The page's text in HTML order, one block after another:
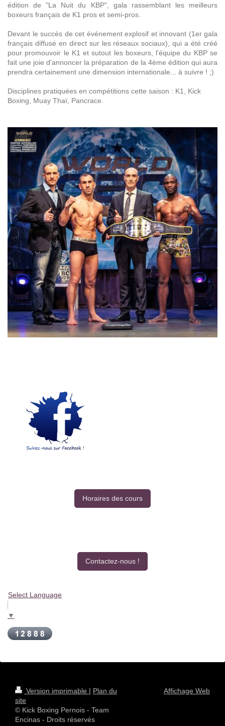
édition de "La Nuit du KBP", gala rassemblant les meilleurs
boxeurs français de K1 pros et semi-pros.
Devant le succès de cet événement explosif et innovant (1er gala
français diffusé en direct sur les réseaux sociaux), qui a été créé
pour promouvoir le K1 et sutout les boxeurs, l'équipe du KBP se
fait une joie d'annoncer la préparation de la 4ème édition qui aura
prendra certainement une dimension internationale... à suivre ! ;)
Disciplines pratiquées en compétitions cette saison : K1, Kick
Boxing, Muay Thaï, Pancrace.
Horaires des cours
Contactez-nous !
Select Language
▼
Version imprimable | Plan du
site
© Kick Boxing Pernois - Team
Encinas - Droits réservés
Affichage Web